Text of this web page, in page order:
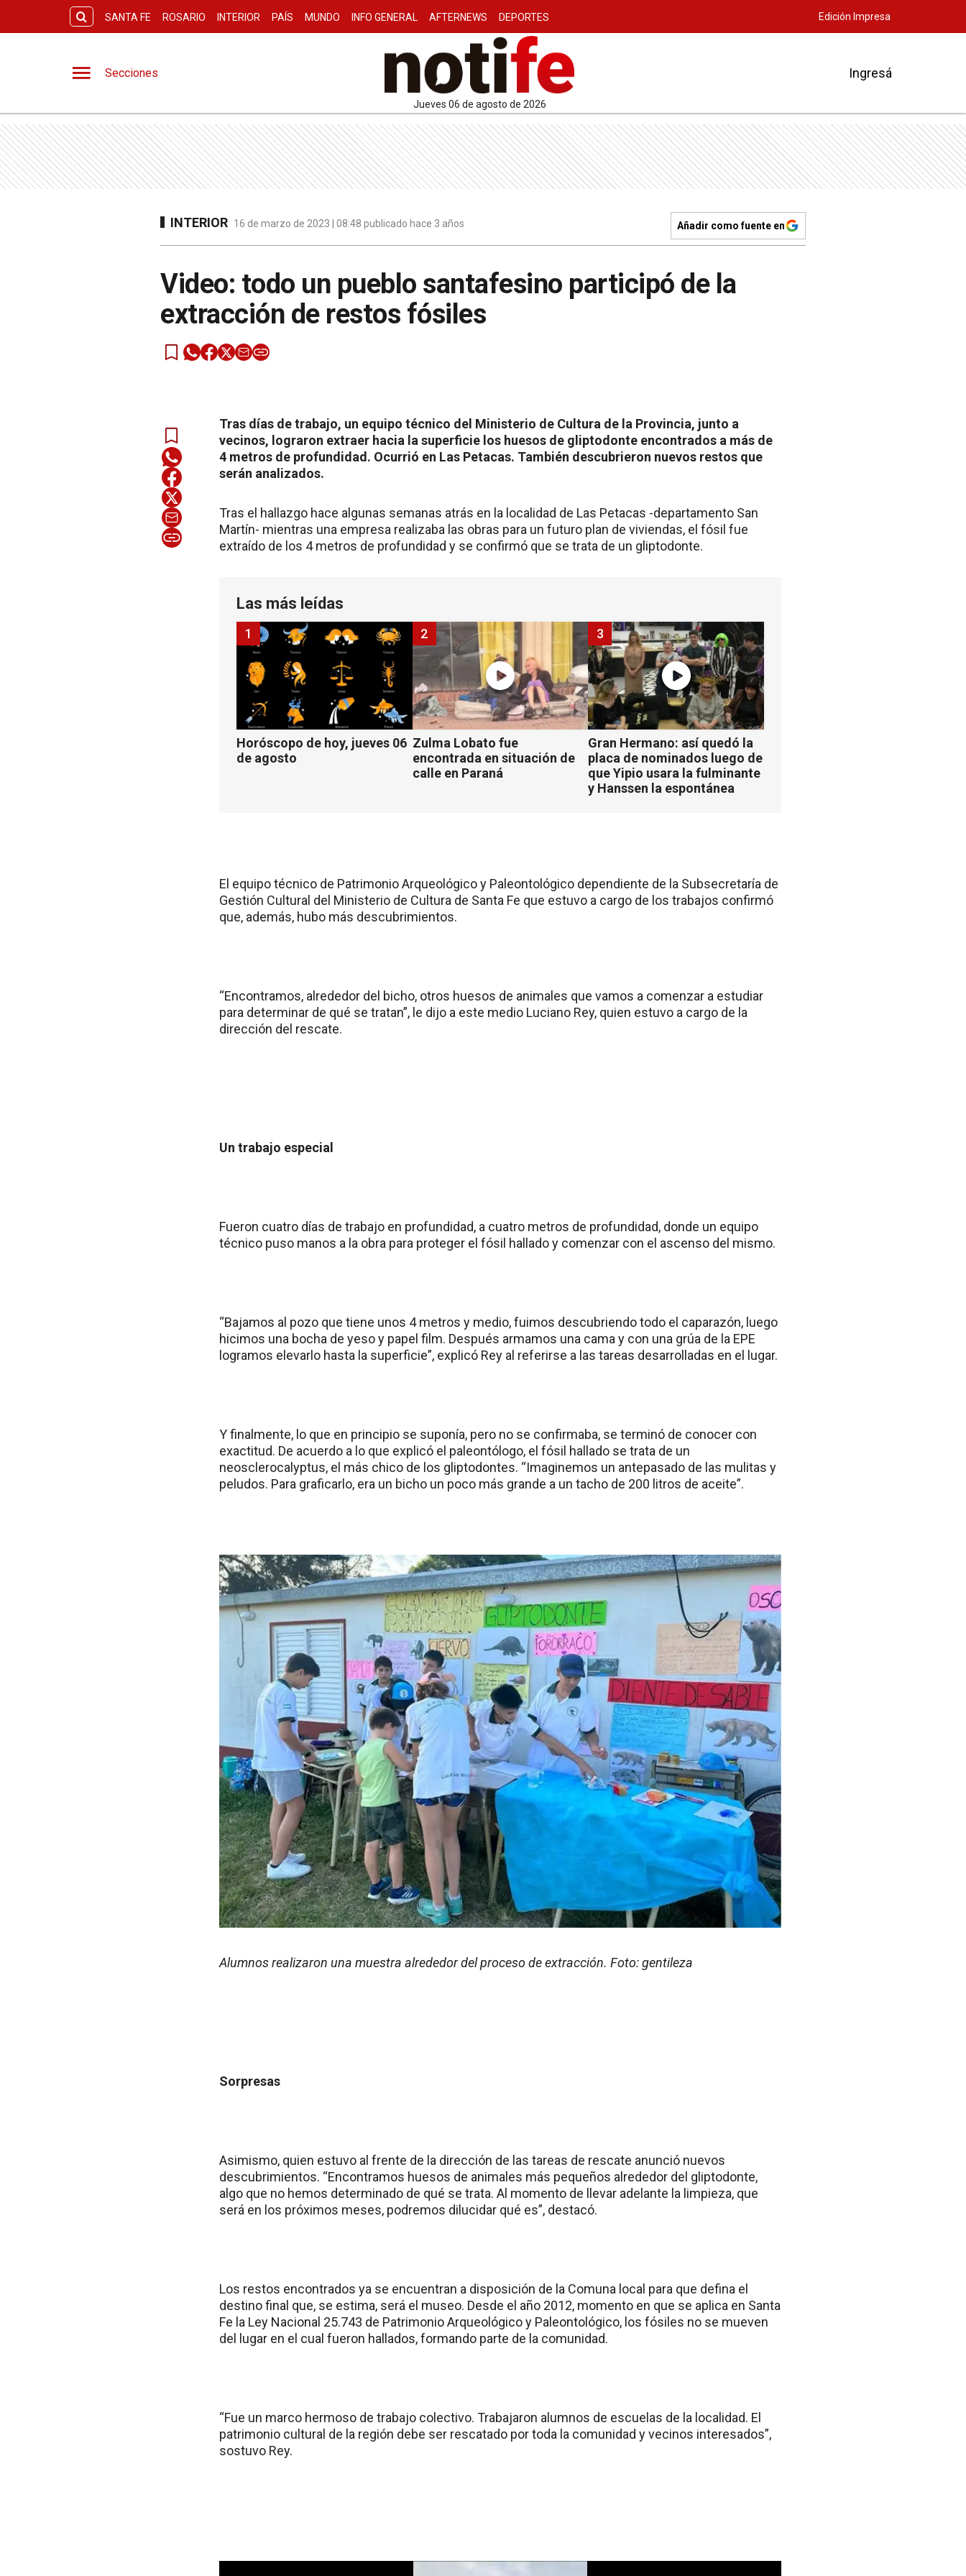
SANTA FE ROSARIO INTERIOR PAÍS MUNDO INFO GENERAL AFTERNEWS DEPORTES Edición Impresa
Secciones
jueves 06 de agosto de 2026
Ingresá
INTERIOR 16 de marzo de 2023 | 08:48 publicado hace 3 años Añadir como fuente en
Video: todo un pueblo santafesino participó de la
extracción de restos fósiles
Tras días de trabajo, un equipo técnico del Ministerio de Cultura de la Provincia, junto a
vecinos, lograron extraer hacia la superficie los huesos de gliptodonte encontrados a más de
4 metros de profundidad. Ocurrió en Las Petacas. También descubrieron nuevos restos que
serán analizados.
Tras el hallazgo hace algunas semanas atrás en la localidad de Las Petacas -departamento San
Martín- mientras una empresa realizaba las obras para un futuro plan de viviendas, el fósil fue
extraído de los 4 metros de profundidad y se confirmó que se trata de un gliptodonte.
Las más leídas
Horóscopo de hoy, jueves 06
de agosto
1
Zulma Lobato fue
encontrada en situación de
calle en Paraná
2
Gran Hermano: así quedó la
placa de nominados luego de
que Yipio usara la fulminante
y Hanssen la espontánea
3
El equipo técnico de Patrimonio Arqueológico y Paleontológico dependiente de la Subsecretaría de
Gestión Cultural del Ministerio de Cultura de Santa Fe que estuvo a cargo de los trabajos confirmó
que, además, hubo más descubrimientos.
“Encontramos, alrededor del bicho, otros huesos de animales que vamos a comenzar a estudiar
para determinar de qué se tratan”, le dijo a este medio Luciano Rey, quien estuvo a cargo de la
dirección del rescate.
Un trabajo especial
Fueron cuatro días de trabajo en profundidad, a cuatro metros de profundidad, donde un equipo
técnico puso manos a la obra para proteger el fósil hallado y comenzar con el ascenso del mismo.
“Bajamos al pozo que tiene unos 4 metros y medio, fuimos descubriendo todo el caparazón, luego
hicimos una bocha de yeso y papel film. Después armamos una cama y con una grúa de la EPE
logramos elevarlo hasta la superficie”, explicó Rey al referirse a las tareas desarrolladas en el lugar.
Y finalmente, lo que en principio se suponía, pero no se confirmaba, se terminó de conocer con
exactitud. De acuerdo a lo que explicó el paleontólogo, el fósil hallado se trata de un
neosclerocalyptus, el más chico de los gliptodontes. “Imaginemos un antepasado de las mulitas y
peludos. Para graficarlo, era un bicho un poco más grande a un tacho de 200 litros de aceite”.
Alumnos realizaron una muestra alrededor del proceso de extracción. Foto: gentileza
Sorpresas
Asimismo, quien estuvo al frente de la dirección de las tareas de rescate anunció nuevos
descubrimientos. “Encontramos huesos de animales más pequeños alrededor del gliptodonte,
algo que no hemos determinado de qué se trata. Al momento de llevar adelante la limpieza, que
será en los próximos meses, podremos dilucidar qué es”, destacó.
Los restos encontrados ya se encuentran a disposición de la Comuna local para que defina el
destino final que, se estima, será el museo. Desde el año 2012, momento en que se aplica en Santa
Fe la Ley Nacional 25.743 de Patrimonio Arqueológico y Paleontológico, los fósiles no se mueven
del lugar en el cual fueron hallados, formando parte de la comunidad.
“Fue un marco hermoso de trabajo colectivo. Trabajaron alumnos de escuelas de la localidad. El
patrimonio cultural de la región debe ser rescatado por toda la comunidad y vecinos interesados”,
sostuvo Rey.